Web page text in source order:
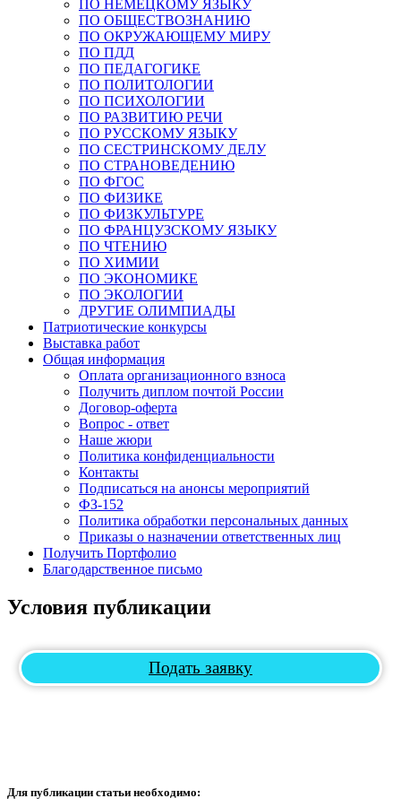
ПО НЕМЕЦКОМУ ЯЗЫКУ
ПО ОБЩЕСТВОЗНАНИЮ
ПО ОКРУЖАЮЩЕМУ МИРУ
ПО ПДД
ПО ПЕДАГОГИКЕ
ПО ПОЛИТОЛОГИИ
ПО ПСИХОЛОГИИ
ПО РАЗВИТИЮ РЕЧИ
ПО РУССКОМУ ЯЗЫКУ
ПО СЕСТРИНСКОМУ ДЕЛУ
ПО СТРАНОВЕДЕНИЮ
ПО ФГОС
ПО ФИЗИКЕ
ПО ФИЗКУЛЬТУРЕ
ПО ФРАНЦУЗСКОМУ ЯЗЫКУ
ПО ЧТЕНИЮ
ПО ХИМИИ
ПО ЭКОНОМИКЕ
ПО ЭКОЛОГИИ
ДРУГИЕ ОЛИМПИАДЫ
Патриотические конкурсы
Выставка работ
Общая информация
Оплата организационного взноса
Получить диплом почтой России
Договор-оферта
Вопрос - ответ
Наше жюри
Политика конфиденциальности
Контакты
Подписаться на анонсы мероприятий
ФЗ-152
Политика обработки персональных данных
Приказы о назначении ответственных лиц
Получить Портфолио
Благодарственное письмо
Условия публикации
Подать заявку
Для публикации статьи необходимо: